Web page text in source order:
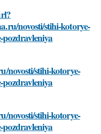
novosti/stihi-kotorye-
pozdravleniya
novosti/stihi-kotorye-
pozdravleniya
novosti/stihi-kotorye-
pozdravleniya